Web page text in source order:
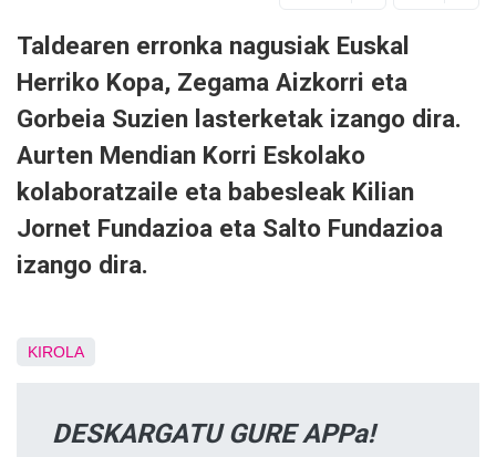
Taldearen erronka nagusiak Euskal
Herriko Kopa, Zegama Aizkorri eta
Gorbeia Suzien lasterketak izango dira.
Aurten Mendian Korri Eskolako
kolaboratzaile eta babesleak Kilian
Jornet Fundazioa eta Salto Fundazioa
izango dira.
KIROLA
DESKARGATU GURE APPa!